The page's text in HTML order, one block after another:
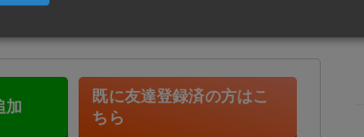
加
既に友達登録済の方はこ
ちら